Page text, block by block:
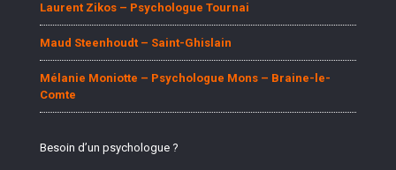
Laurent Zikos – Psychologue Tournai
Maud Steenhoudt – Saint-Ghislain
Mélanie Moniotte – Psychologue Mons – Braine-le-
Comte
Besoin d’un psychologue ?